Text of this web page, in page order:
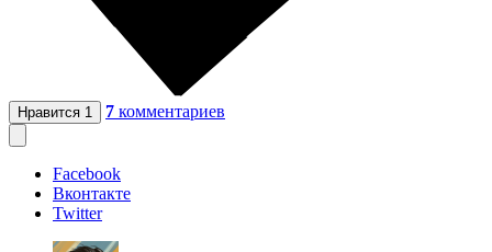
Нравится 1 7 комментариев
Facebook
Вконтакте
Twitter